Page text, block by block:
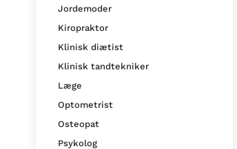
Jordemoder
Kiropraktor
Klinisk diætist
Klinisk tandtekniker
Læge
Optometrist
Osteopat
Psykolog